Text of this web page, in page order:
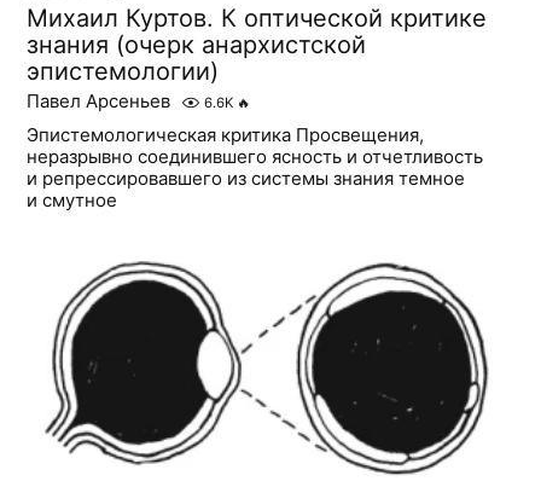
Михаил Куртов. К оптической критике
знания (очерк анархистской
эпистемологии)
Павел Арсеньев 6.6K 🔥
Эпистемологическая критика Просвещения,
неразрывно соединившего ясность и отчетливость
и репрессировавшего из системы знания темное
и смутное